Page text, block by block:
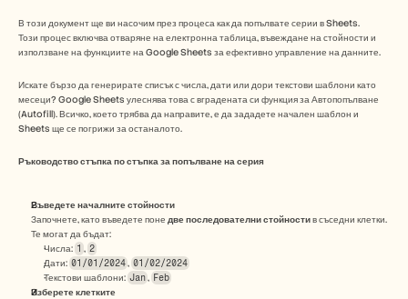
В този документ ще ви насочим през процеса как да попълвате серии в Sheets.
Този процес включва отваряне на електронна таблица, въвеждане на стойности и
използване на функциите на Google Sheets за ефективно управление на данните.
Искате бързо да генерирате списък с числа, дати или дори текстови шаблони като
месеци? Google Sheets улеснява това с вградената си функция за Автопопълване
(Autofill). Всичко, което трябва да направите, е да зададете начален шаблон и
Sheets ще се погрижи за останалото.
Ръководство стъпка по стъпка за попълване на серия
Въведете началните стойности
Започнете, като въведете поне две последователни стойности в съседни клетки.
Те могат да бъдат:
Числа: 1 , 2
Дати: 01/01/2024, 01/02/2024
Текстови шаблони: Jan, Feb
Изберете клетките
Истории на клиенти
ЧЗВ
Съобщение
Партньорска програма
Управление на промяната
Подготовка за продажби
Предпродажби
Успех на клиента